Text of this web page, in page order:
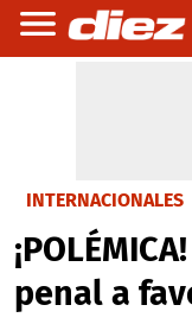
INTERNACIONALES
penal a